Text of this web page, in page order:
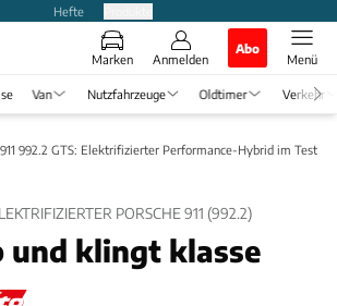
Hefte
Marken Anmelden
Abo
Menü
Van Nutzfahrzeuge Oldtimer Verkehr
992.2 GTS: Elektrifizierter Performance-Hybrid im Test
PORSCHE 911 (992.2)
und klingt klasse